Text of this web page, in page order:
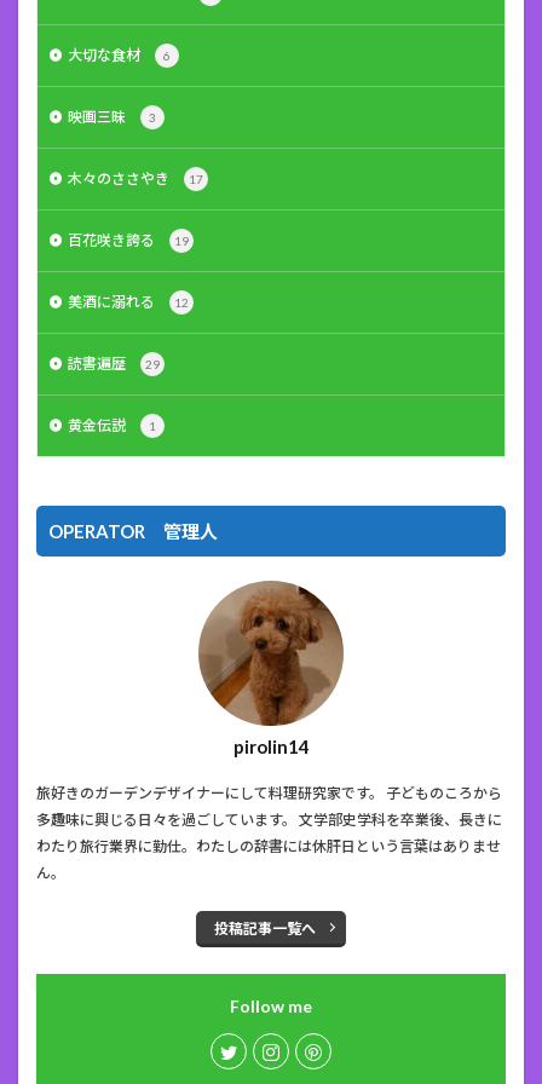
大切な食材 6
映画三昧 3
木々のささやき 17
百花咲き誇る 19
美酒に溺れる 12
読書遍歴 29
黄金伝説 1
OPERATOR 管理人
pirolin14
旅好きのガーデンデザイナーにして料理研究家です。 子どものころから
多趣味に興じる日々を過ごしています。 文学部史学科を卒業後、長きに
わたり旅行業界に勤仕。わたしの辞書には休肝日という言葉はありませ
ん。
投稿記事一覧へ
Follow me